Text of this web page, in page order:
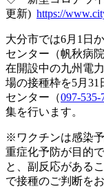
更新) https://
大分市では6月 1 日
センター（帆秋病
在開設中の九州電
場の接種枠を5月 31
センター（097-535-
集を行います。
※ ワクチンは感染
重症化予防が目的
と、副反応がある
で接種のご判断を